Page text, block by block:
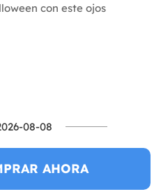
con este ojos
08-08
AHORA